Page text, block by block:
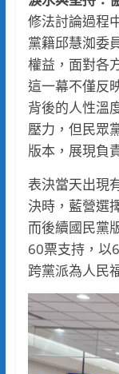
修法討論過程
黨籍邱慧洳委
權益，面對各
這一幕不僅反
背後的人性溫
壓力，但民眾
版本，展現負
表決當天出現
決時，藍營選
而後續國民黨
60票支持，以
跨黨派為人民